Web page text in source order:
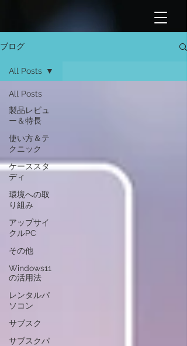
ブログ
All Posts
製品レビュ
ー＆特長
使い方＆テ
クニック
ケーススタ
ディ
環境への取
り組み
アップサイ
クルPC
その他
Windows11
の活用法
レンタルパ
ソコン
サブスク
サブスクパ
All Posts